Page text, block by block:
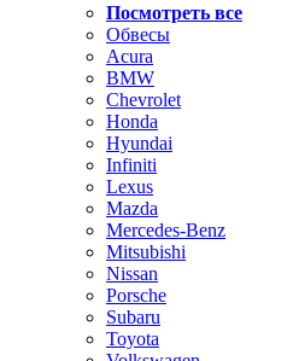
Посмотреть все
Обвесы
Acura
BMW
Chevrolet
Honda
Hyundai
Infiniti
Lexus
Mazda
Mercedes-Benz
Mitsubishi
Nissan
Porsche
Subaru
Toyota